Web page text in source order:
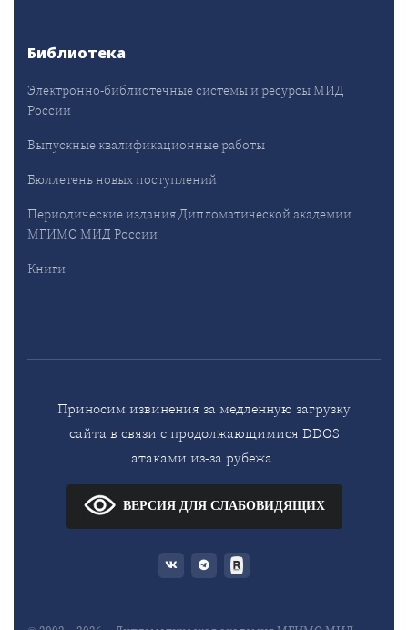
Библиотека
Электронно-библиотечные системы и ресурсы МИД
России
Выпускные квалификационные работы
Бюллетень новых поступлений
Периодические издания Дипломатической академии
МГИМО МИД России
Книги
Приносим извинения за медленную загрузку
сайта в связи с продолжающимися DDOS
атаками из-за рубежа.
ВЕРСИЯ ДЛЯ СЛАБОВИДЯЩИХ